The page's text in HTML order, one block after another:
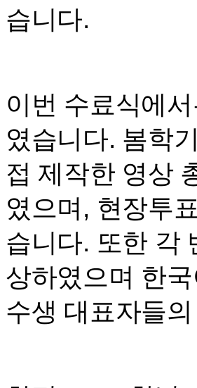
습니다.
이번 수료식에
였습니다. 봄학
접 제작한 영상
였으며, 현장투
습니다. 또한 각
상하였으며 한
수생 대표자들